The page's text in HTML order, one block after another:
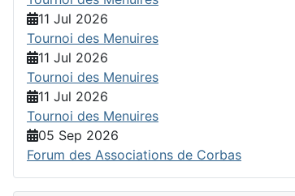
11 Jul 2026
Tournoi des Menuires
11 Jul 2026
Tournoi des Menuires
11 Jul 2026
Tournoi des Menuires
05 Sep 2026
Forum des Associations de Corbas